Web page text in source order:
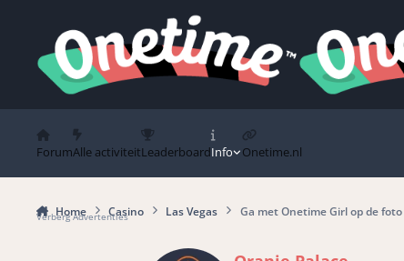
ForumAlle activiteitLeaderboardInfo Onetime.nl
Home Casino Las Vegas Ga met Onetime Girl op de
Verberg Advertenties